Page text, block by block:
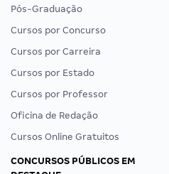
Pós-Graduação
Cursos por Concurso
Cursos por Carreira
Cursos por Estado
Cursos por Professor
Oficina de Redação
Cursos Online Gratuitos
CONCURSOS PÚBLICOS EM